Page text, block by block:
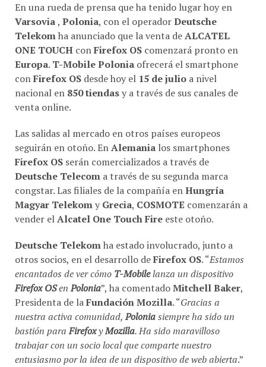
En una rueda de prensa que ha tenido lugar hoy en
Varsovia, Polonia, con el operadorDeutsche
Telekomha anunciado que la venta deALCATEL
ONE TOUCH conFirefox OS comenzará pronto en
Europa. T-Mobile Polonia ofrecerá el smartphone
conFirefox OS desde hoy el 15 de julio a nivel
nacional en 850 tiendasy a través de sus canales de
venta online.
Las salidas al mercado en otros países europeos
seguirán en otoño. EnAlemania los smartphones
Firefox OS serán comercializados a través de
Deutsche Telecom a través de su segunda marca
congstar. Las filiales de la compañía enHungría
Magyar Telekomy Grecia, COSMOTE comenzarán a
vender elAlcatel One Touch Fire este otoño.
Deutsche Telekomha estado involucrado, junto a
otros socios, en el desarrollo deFirefox OS. “Estamos
encantados de ver cómo T-Mobilelanza un dispositivo
Firefox OSenPolonia”, ha comentadoMitchell Baker,
Presidenta de laFundación Mozilla. “Gracias a
nuestra activa comunidad,Poloniasiempre ha sido un
bastión paraFirefoxyMozilla. Ha sido maravilloso
trabajar con un socio local que comparte nuestro
entusiasmo por la idea de un dispositivo de web abierta.”